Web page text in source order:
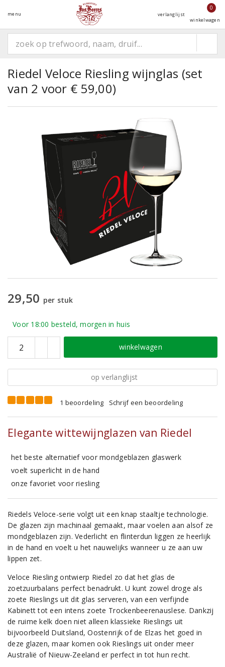
menu verlanglijst
0
winkelwagen
Riedel Veloce Riesling wijnglas (set
van 2 voor € 59,00)
29,50 per stuk
Voor 18:00 besteld, morgen in huis
winkelwagen
op verlanglijst
1 beoordeling Schrijf een beoordeling
Elegante wittewijnglazen van Riedel
het beste alternatief voor mondgeblazen glaswerk
voelt superlicht in de hand
onze favoriet voor riesling
Riedels Veloce-serie volgt uit een knap staaltje technologie.
De glazen zijn machinaal gemaakt, maar voelen aan alsof ze
mondgeblazen zijn. Vederlicht en flinterdun liggen ze heerlijk
in de hand en voelt u het nauwelijks wanneer u ze aan uw
lippen zet.
Veloce Riesling ontwierp Riedel zo dat het glas de
zoetzuurbalans perfect benadrukt. U kunt zowel droge als
zoete Rieslings uit dit glas serveren, van een verfijnde
Kabinett tot een intens zoete Trockenbeerenauslese. Dankzij
de ruime kelk doen niet alleen klassieke Rieslings uit
bijvoorbeeld Duitsland, Oostenrijk of de Elzas het goed in
deze glazen, maar komen ook Rieslings uit onder meer
Australië of Nieuw-Zeeland er perfect in tot hun recht.